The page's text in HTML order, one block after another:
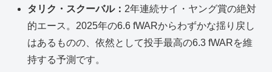
タリク・スクーバル： 2年連続サイ・ヤング賞の絶対
的エース。2025年の6.6 fWARからわずかな揺り戻し
はあるものの、依然として投手最高の6.3 fWARを維
持する予測です。